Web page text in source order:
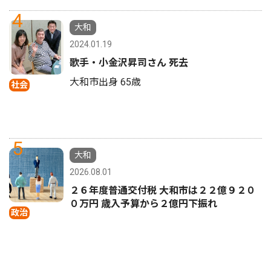
4
社会
大和
2024.01.19
歌手・小金沢昇司さん 死去
大和市出身 65歳
5
政治
大和
2026.08.01
２６年度普通交付税 大和市は２２億９２０
０万円 歳入予算から２億円下振れ